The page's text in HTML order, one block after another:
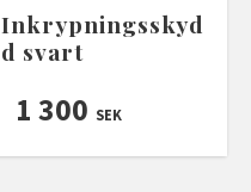
Inkrypningsskyd
d svart
1 300 SEK